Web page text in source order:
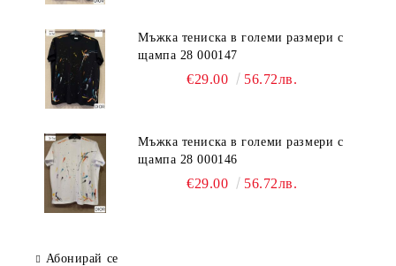
Мъжка тениска в големи размери с
щампа 28 000147
€29.00 56.72лв.
Мъжка тениска в големи размери с
щампа 28 000146
€29.00 56.72лв.
Абонирай се